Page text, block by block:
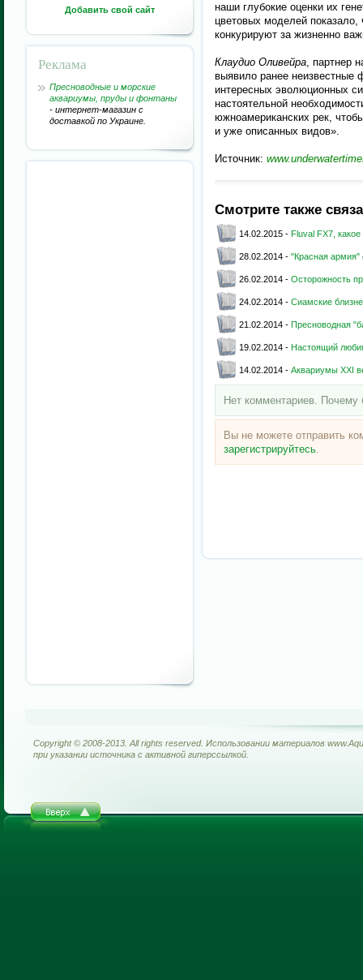
Добавить свой сайт
Реклама
Пресноводные и морские
аквариумы, пруды и фонтаны
- интернет-магазин с
доставкой по Украине.
наши глубокие оценки их
цветовых моделей показало,
конкурируют за жизненно
Клаудио Оливейра, партнер
выявило ранее неизвестные
интересных эволюционных
настоятельной
южноамериканских рек,
и уже описанных видов».
Источник:
Смотрите также
14.02.2015 - Fluval FX7,
28.02.2014 - "Красная
26.02.2014 - Осторожность
24.02.2014 - Сиамские
21.02.2014 - Пресноводная
19.02.2014 - Настоящий
14.02.2014 - Аквариумы XXI
Нет комментариев.
Вы не можете отправить
зарегистрируйтесь.
Copyright © 2008-2013. All rights reserved. Использовании материалов
при указании источника с активной гиперссылкой.